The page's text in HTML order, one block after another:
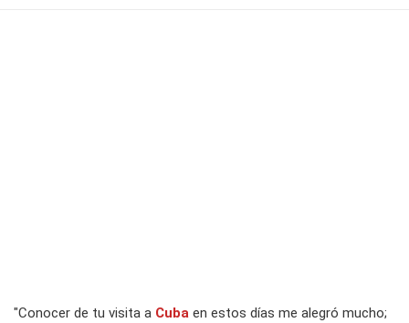
"Conocer de tu visita a Cuba en estos días me alegró mucho;